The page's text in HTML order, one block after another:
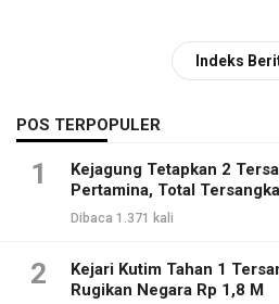
Indeks
POS TERPOPULER
1
Kejagung Tetapkan 2
Pertamina, Total
Dibaca 1.371 kali
2
Kejari Kutim Tahan 1
Rugikan Negara Rp 1,8 M